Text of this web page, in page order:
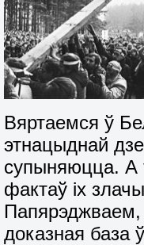
Вяртаемся ў
этнацыднай
супыняюцца. А
фактаў іх
Папярэджваем,
доказная база